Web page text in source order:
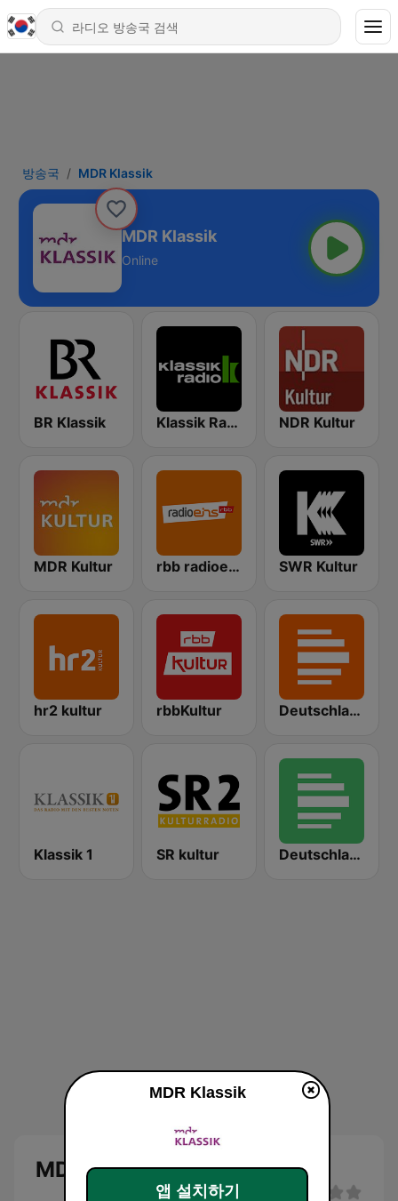
방송국 MDR Klassik
MDR Klassik
Online
BR Klassik Klassik Radio NDR Kultur
MDR Kultur rbb radioeins SWR Kultur
hr2 kultur rbbKultur Deutschlandfunk Kultur
Klassik 1 SR kultur Deutschlandfunk Nova
MDR Klassik
MDR Klassik
앱 설치하기